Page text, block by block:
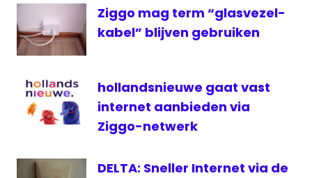
SMS
T-
Mobile
Vodafone
ziggo
Ziggo mag term “glasvezel-
kabel” blijven gebruiken
hollandsnieuwe gaat vast
internet aanbieden via
Ziggo-netwerk
DELTA: Sneller Internet via de